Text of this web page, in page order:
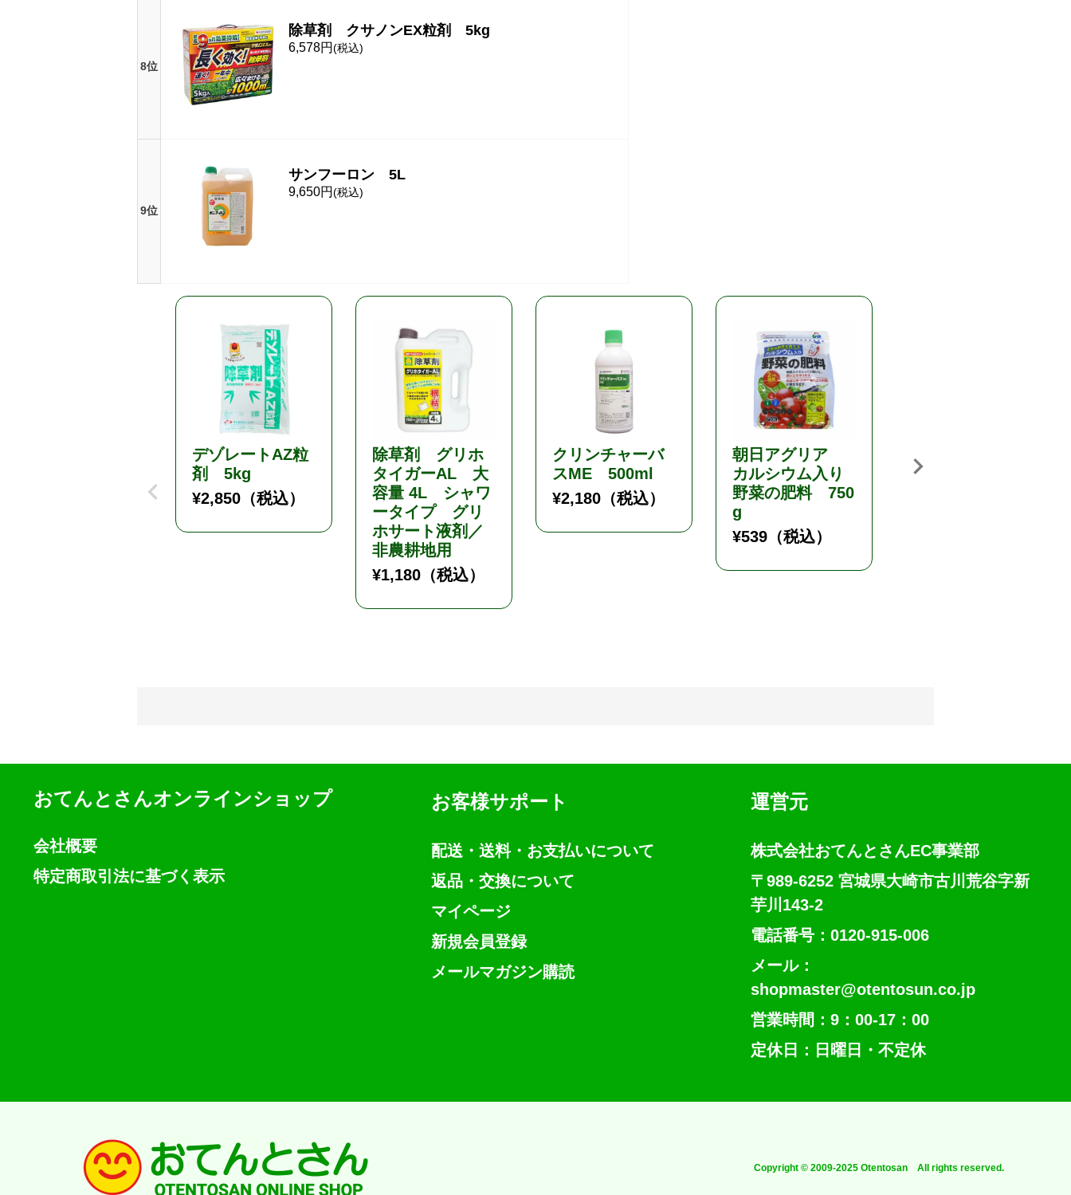
8位
除草剤 クサノンEX粒剤 5kg
6,578円(税込)
9位
サンフーロン 5L
9,650円(税込)
デゾレートAZ粒
剤 5kg
¥2,850 （税込）
除草剤 グリホ
タイガーAL 大
容量 4L シャワ
ータイプ グリ
ホサート液剤／
非農耕地用
¥1,180 （税込）
クリンチャーバ
スME 500ml
¥2,180 （税込）
朝日アグリア
カルシウム入り
野菜の肥料 750
g
¥539 （税込）
除草剤 草無大
臣 3kg ブロマ
おてんとさんオンラインショップ
会社概要
特定商取引法に基づく表示
お客様サポート
配送・送料・お支払いについて
返品・交換について
マイページ
新規会員登録
メールマガジン購読
運営元
株式会社おてんとさんEC事業部
〒989-6252 宮城県大崎市古川荒谷字新
芋川143-2
電話番号：0120-915-006
メール：
shopmaster@otentosun.co.jp
営業時間：9：00-17：00
定休日：日曜日・不定休
Copyright © 2009-2025 Otentosan All rights reserved.